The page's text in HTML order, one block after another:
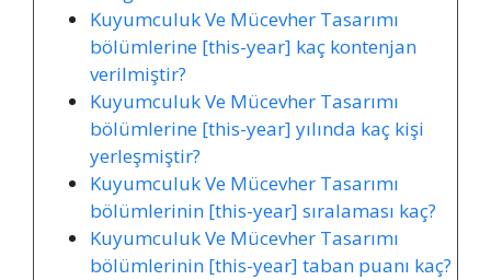
Kuyumculuk Ve Mücevher Tasarımı
bölümlerine [this-year] kaç kontenjan
verilmiştir?
Kuyumculuk Ve Mücevher Tasarımı
bölümlerine [this-year] yılında kaç kişi
yerleşmiştir?
Kuyumculuk Ve Mücevher Tasarımı
bölümlerinin [this-year] sıralaması kaç?
Kuyumculuk Ve Mücevher Tasarımı
bölümlerinin [this-year] taban puanı kaç?